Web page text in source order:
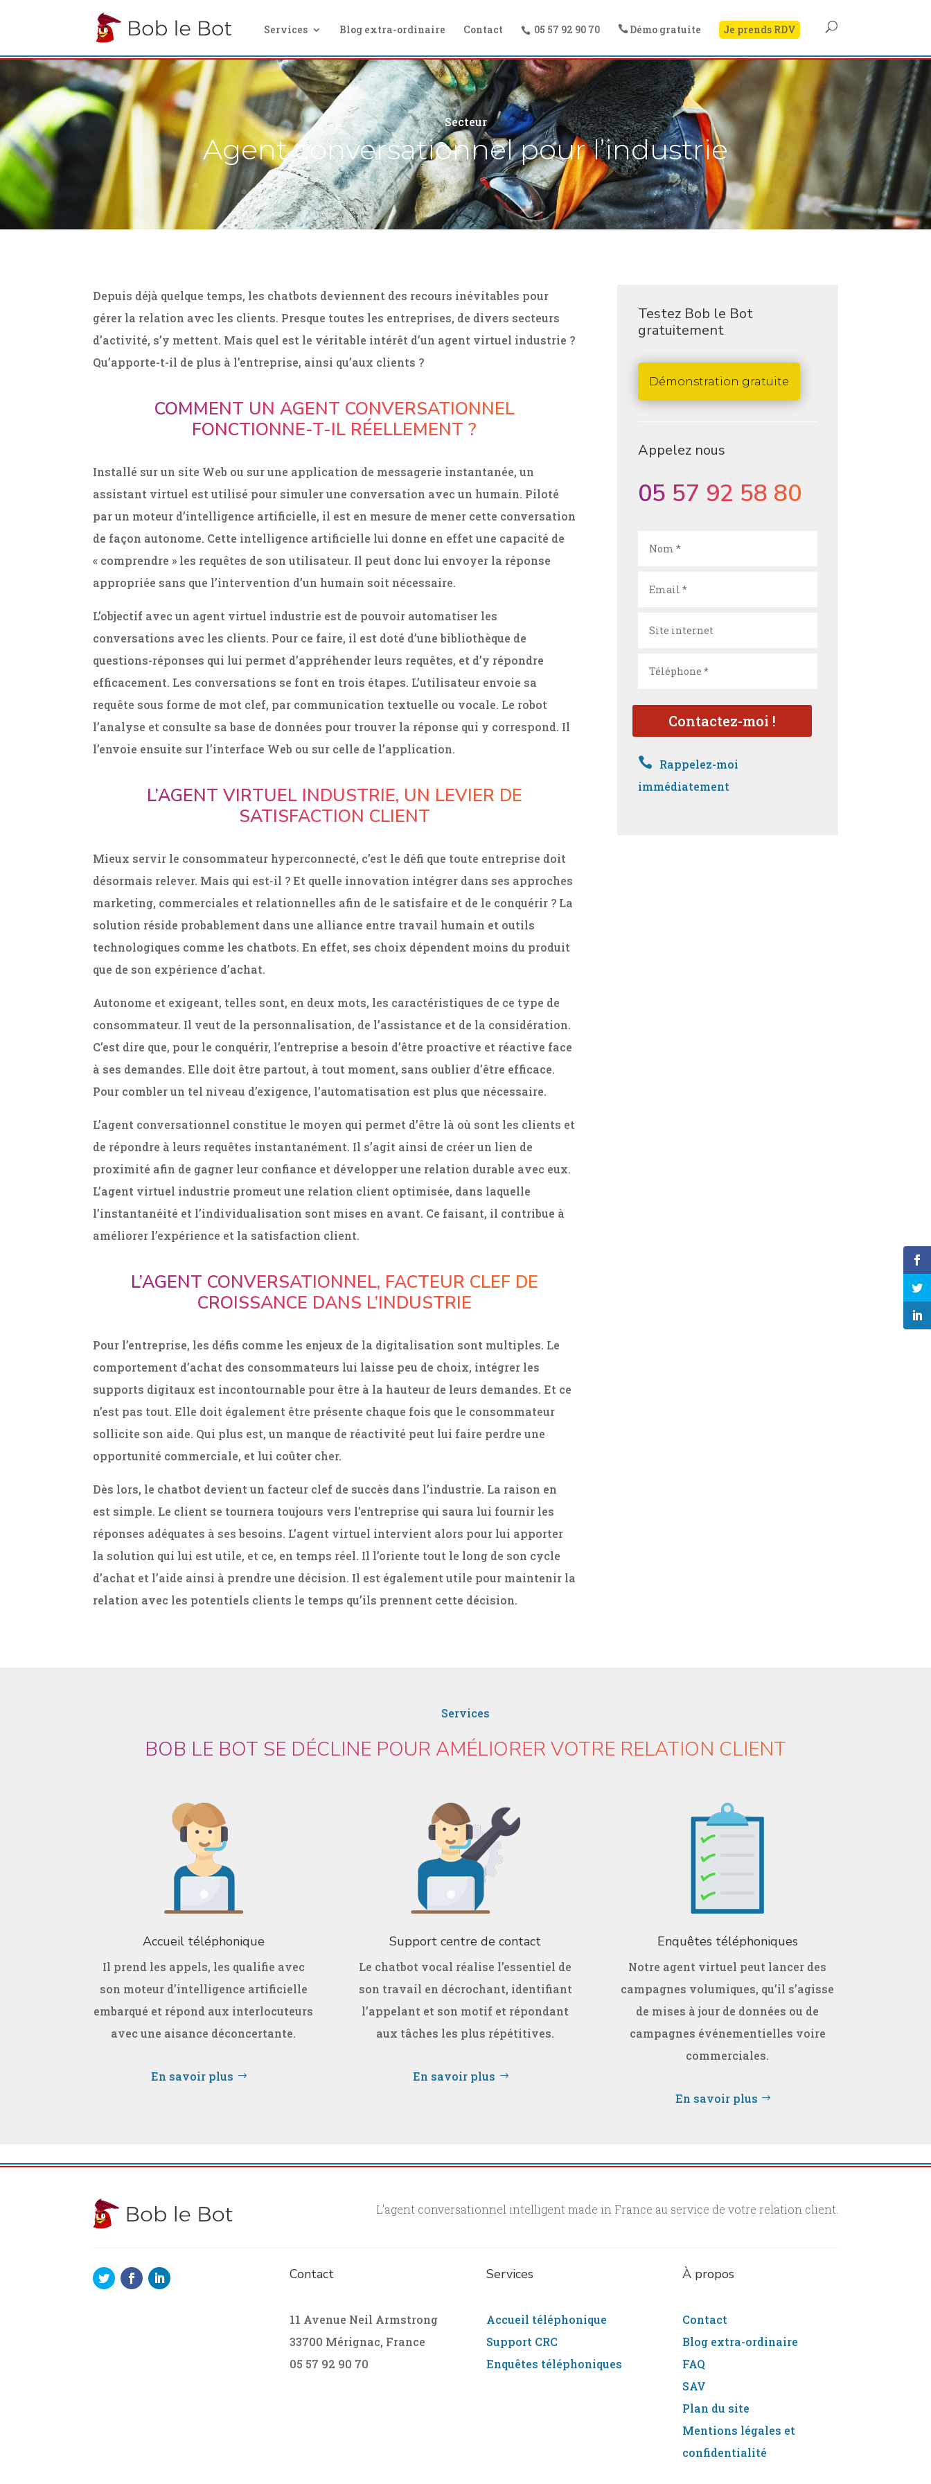
Services Blog extra-ordinaire Contact 05 57 92 90 70  Démo gratuite Je prends RDV
Secteur
Agent conversationnel pour l’industrie
Depuis déjà quelque temps, les chatbots deviennent des recours inévitables pour
gérer la relation avec les clients. Presque toutes les entreprises, de divers secteurs
d’activité, s’y mettent. Mais quel est le véritable intérêt d’un agent virtuel industrie ?
Qu’apporte-t-il de plus à l’entreprise, ainsi qu’aux clients ?
COMMENT UN AGENT CONVERSATIONNEL
FONCTIONNE-T-IL RÉELLEMENT ?
Installé sur un site Web ou sur une application de messagerie instantanée, un
assistant virtuel est utilisé pour simuler une conversation avec un humain. Piloté
par un moteur d’intelligence artificielle, il est en mesure de mener cette conversation
de façon autonome. Cette intelligence artificielle lui donne en effet une capacité de
« comprendre » les requêtes de son utilisateur. Il peut donc lui envoyer la réponse
appropriée sans que l’intervention d’un humain soit nécessaire.
L’objectif avec un agent virtuel industrie est de pouvoir automatiser les
conversations avec les clients. Pour ce faire, il est doté d’une bibliothèque de
questions-réponses qui lui permet d’appréhender leurs requêtes, et d’y répondre
efficacement. Les conversations se font en trois étapes. L’utilisateur envoie sa
requête sous forme de mot clef, par communication textuelle ou vocale. Le robot
l’analyse et consulte sa base de données pour trouver la réponse qui y correspond. Il
l’envoie ensuite sur l’interface Web ou sur celle de l’application.
L’AGENT VIRTUEL INDUSTRIE, UN LEVIER DE
SATISFACTION CLIENT
Mieux servir le consommateur hyperconnecté, c’est le défi que toute entreprise doit
désormais relever. Mais qui est-il ? Et quelle innovation intégrer dans ses approches
marketing, commerciales et relationnelles afin de le satisfaire et de le conquérir ? La
solution réside probablement dans une alliance entre travail humain et outils
technologiques comme les chatbots. En effet, ses choix dépendent moins du produit
que de son expérience d’achat.
Autonome et exigeant, telles sont, en deux mots, les caractéristiques de ce type de
consommateur. Il veut de la personnalisation, de l’assistance et de la considération.
C’est dire que, pour le conquérir, l’entreprise a besoin d’être proactive et réactive face
à ses demandes. Elle doit être partout, à tout moment, sans oublier d’être efficace.
Pour combler un tel niveau d’exigence, l’automatisation est plus que nécessaire.
L’agent conversationnel constitue le moyen qui permet d’être là où sont les clients et
de répondre à leurs requêtes instantanément. Il s’agit ainsi de créer un lien de
proximité afin de gagner leur confiance et développer une relation durable avec eux.
L’agent virtuel industrie promeut une relation client optimisée, dans laquelle
l’instantanéité et l’individualisation sont mises en avant. Ce faisant, il contribue à
améliorer l’expérience et la satisfaction client.
L’AGENT CONVERSATIONNEL, FACTEUR CLEF DE
CROISSANCE DANS L’INDUSTRIE
Pour l’entreprise, les défis comme les enjeux de la digitalisation sont multiples. Le
comportement d’achat des consommateurs lui laisse peu de choix, intégrer les
supports digitaux est incontournable pour être à la hauteur de leurs demandes. Et ce
n’est pas tout. Elle doit également être présente chaque fois que le consommateur
sollicite son aide. Qui plus est, un manque de réactivité peut lui faire perdre une
opportunité commerciale, et lui coûter cher.
Dès lors, le chatbot devient un facteur clef de succès dans l’industrie. La raison en
est simple. Le client se tournera toujours vers l’entreprise qui saura lui fournir les
réponses adéquates à ses besoins. L’agent virtuel intervient alors pour lui apporter
la solution qui lui est utile, et ce, en temps réel. Il l’oriente tout le long de son cycle
d’achat et l’aide ainsi à prendre une décision. Il est également utile pour maintenir la
relation avec les potentiels clients le temps qu’ils prennent cette décision.
Testez Bob le Bot
gratuitement
Démonstration gratuite
Appelez nous
05 57 92 58 80
Contactez-moi !
 Rappelez-moi
immédiatement
Services
BOB LE BOT SE DÉCLINE POUR AMÉLIORER VOTRE RELATION CLIENT
Accueil téléphonique
Il prend les appels, les qualifie avec
son moteur d’intelligence artificielle
embarqué et répond aux interlocuteurs
avec une aisance déconcertante.
En savoir plus
Support centre de contact
Le chatbot vocal réalise l’essentiel de
son travail en décrochant, identifiant
l’appelant et son motif et répondant
aux tâches les plus répétitives.
En savoir plus
Enquêtes téléphoniques
Notre agent virtuel peut lancer des
campagnes volumiques, qu’il s’agisse
de mises à jour de données ou de
campagnes événementielles voire
commerciales.
En savoir plus
L’agent conversationnel intelligent made in France au service de votre relation client.
Contact
11 Avenue Neil Armstrong
33700 Mérignac, France
05 57 92 90 70
Services
Accueil téléphonique
Support CRC
Enquêtes téléphoniques
À propos
Contact
Blog extra-ordinaire
FAQ
SAV
Plan du site
Mentions légales et
confidentialité